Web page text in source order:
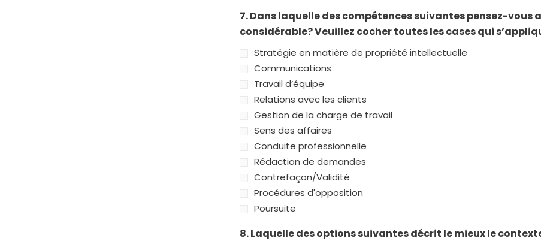
7. Dans laquelle des compétences suivantes pensez-vous
considérable? Veuillez cocher toutes les cases qui
Stratégie en matière de propriété intellectuelle
Communications
Travail d’équipe
Relations avec les clients
Gestion de la charge de travail
Sens des affaires
Conduite professionnelle
Rédaction de demandes
Contrefaçon/Validité
Procédures d'opposition
Poursuite
8. Laquelle des options suivantes décrit le mieux le